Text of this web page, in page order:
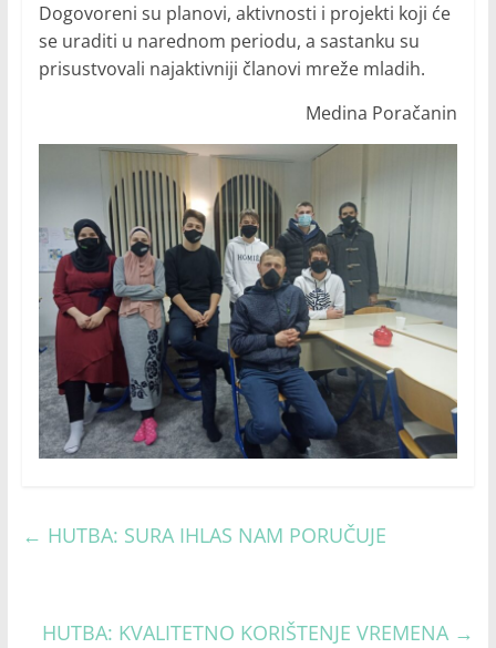
Dogovoreni su planovi, aktivnosti i projekti koji će
se uraditi u narednom periodu, a sastanku su
prisustvovali najaktivniji članovi mreže mladih.
Medina Poračanin
← HUTBA: SURA IHLAS NAM PORUČUJE
HUTBA: KVALITETNO KORIŠTENJE VREMENA →